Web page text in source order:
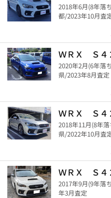
2018年6月(8年落
都/2023年10月査
ＷＲＸ Ｓ４
2020年2月(6年落
県/2023年8月査定
ＷＲＸ Ｓ４
2018年11月(8年
県/2022年10月査
ＷＲＸ Ｓ４
2017年9月(9年落
年3月査定